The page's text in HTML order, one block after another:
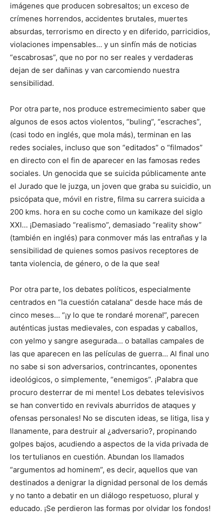
imágenes que producen sobresaltos; un exceso de
crímenes horrendos, accidentes brutales, muertes
absurdas, terrorismo en directo y en diferido, parricidios,
violaciones impensables… y un sinfín más de noticias
“escabrosas”, que no por no ser reales y verdaderas
dejan de ser dañinas y van carcomiendo nuestra
sensibilidad.
Por otra parte, nos produce estremecimiento saber que
algunos de esos actos violentos, “buling”, “escraches”,
(casi todo en inglés, que mola más), terminan en las
redes sociales, incluso que son “editados” o “filmados”
en directo con el fin de aparecer en las famosas redes
sociales. Un genocida que se suicida públicamente ante
el Jurado que le juzga, un joven que graba su suicidio, un
psicópata que, móvil en ristre, filma su carrera suicida a
200 kms. hora en su coche como un kamikaze del siglo
XXI… ¡Demasiado “realismo”, demasiado “reality show”
(también en inglés) para conmover más las entrañas y la
sensibilidad de quienes somos pasivos receptores de
tanta violencia, de género, o de la que sea!
Por otra parte, los debates políticos, especialmente
centrados en “la cuestión catalana” desde hace más de
cinco meses… “¡y lo que te rondaré morena!”, parecen
auténticas justas medievales, con espadas y caballos,
con yelmo y sangre asegurada… o batallas campales de
las que aparecen en las películas de guerra… Al final uno
no sabe si son adversarios, contrincantes, oponentes
ideológicos, o simplemente, “enemigos”. ¡Palabra que
procuro desterrar de mi mente! Los debates televisivos
se han convertido en revivals aburridos de ataques y
ofensas personales! No se discuten ideas, se litiga, lisa y
llanamente, para destruir al ¿adversario?, propinando
golpes bajos, acudiendo a aspectos de la vida privada de
los tertulianos en cuestión. Abundan los llamados
“argumentos ad hominem”, es decir, aquellos que van
destinados a denigrar la dignidad personal de los demás
y no tanto a debatir en un diálogo respetuoso, plural y
educado. ¡Se perdieron las formas por olvidar los fondos!